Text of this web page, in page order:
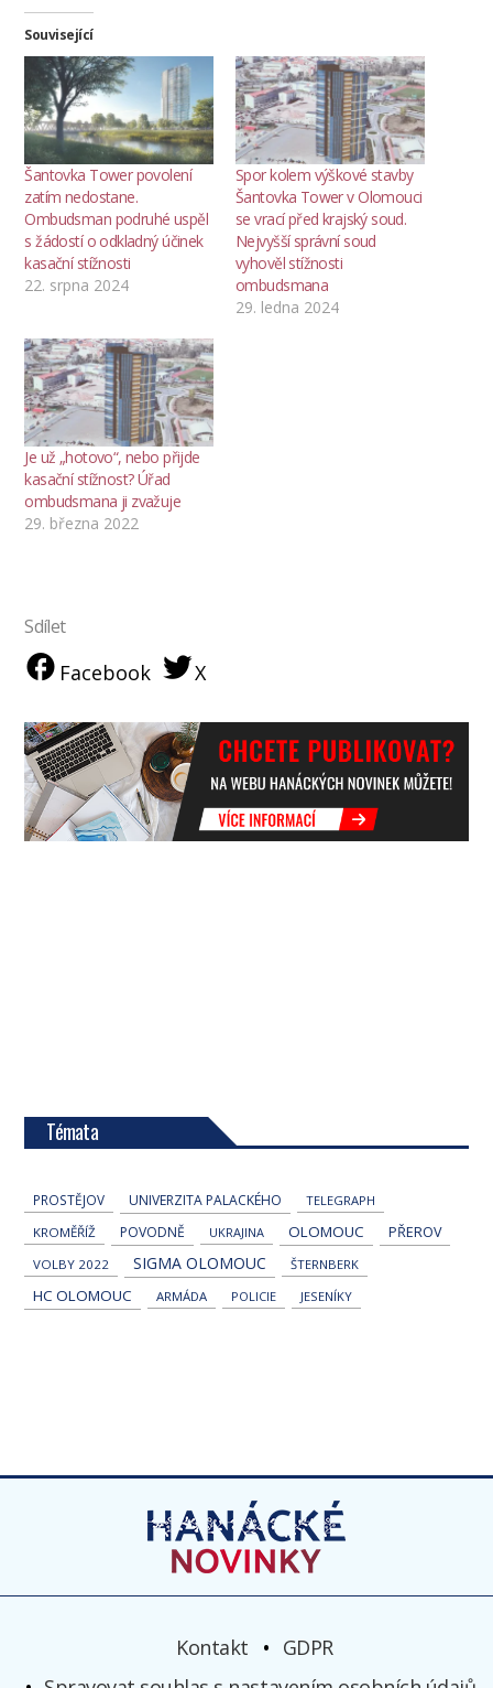
Související
Šantovka Tower povolení
zatím nedostane.
Ombudsman podruhé uspěl
s žádostí o odkladný účinek
kasační stížnosti
22. srpna 2024
Spor kolem výškové stavby
Šantovka Tower v Olomouci
se vrací před krajský soud.
Nejvyšší správní soud
vyhověl stížnosti
ombudsmana
29. ledna 2024
Je už „hotovo“, nebo přijde
kasační stížnost? Úřad
ombudsmana ji zvažuje
29. března 2022
Sdílet
Facebook X
Témata
PROSTĚJOV UNIVERZITA PALACKÉHO
TELEGRAPH
KROMĚŘÍŽ
POVODNĚ UKRAJINA OLOMOUC PŘEROV
VOLBY 2022 SIGMA OLOMOUC ŠTERNBERK
HC OLOMOUC ARMÁDA POLICIE JESENÍKY
Kontakt
GDPR